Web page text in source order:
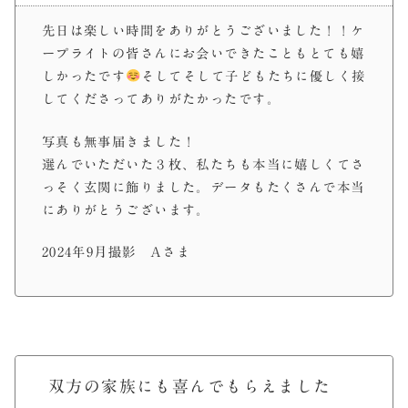
先日は楽しい時間をありがとうございました！！ケ
ープライトの皆さんにお会いできたこともとても嬉
しかったです
そしてそして子どもたちに優しく接
してくださってありがたかったです。
写真も無事届きました！
選んでいただいた３枚、私たちも本当に嬉しくてさ
っそく玄関に飾りました。データもたくさんで本当
にありがとうございます。
2024年9月撮影 Aさま
双方の家族にも喜んでもらえました